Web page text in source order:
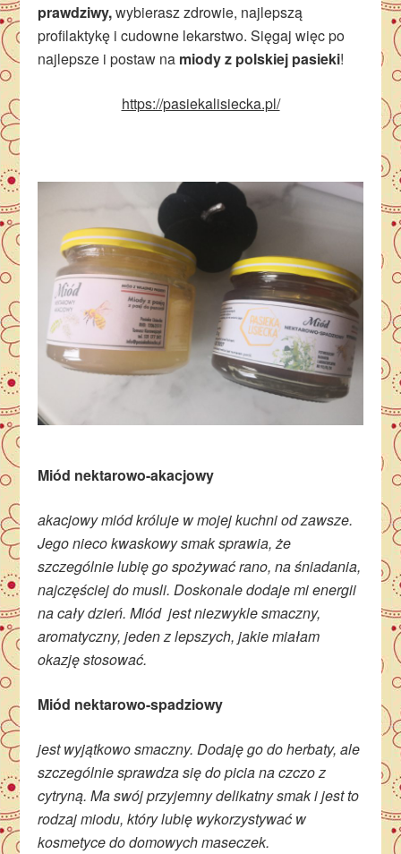
prawdziwy,wybierasz zdrowie, najlepszą
profilaktykę i cudowne lekarstwo. Sięgaj więc po
najlepsze i postaw na miody z polskiej pasieki!
https://pasiekalisiecka.pl/
Miód nektarowo-akacjowy
akacjowy miód króluje w mojej kuchni od zawsze.
Jego nieco kwaskowy smak sprawia, że
szczególnie lubię go spożywać rano, na śniadania,
najczęściej do musli. Doskonale dodaje mi energii
na cały dzień. Miód jest niezwykle smaczny,
aromatyczny, jeden z lepszych, jakie miałam
okazję stosować.
Miód nektarowo-spadziowy
jest wyjątkowo smaczny. Dodaję go do herbaty, ale
szczególnie sprawdza się do picia na czczo z
cytryną. Ma swój przyjemny delikatny smak i jest to
rodzaj miodu, który lubię wykorzystywać w
kosmetyce do domowych maseczek.